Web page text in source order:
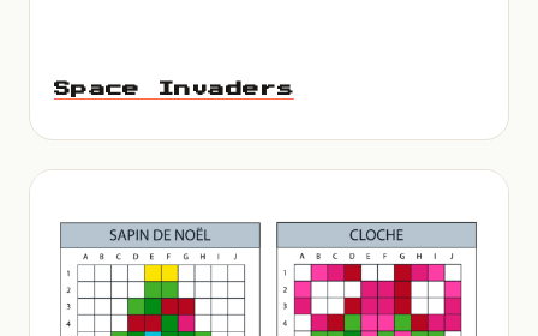
Space Invaders